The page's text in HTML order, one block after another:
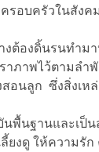
อบครัวในสังค
ต้องดิ้นรนทำมา
ภาพไว้ตามลำ
สอนลูก ซึ่งสิ่งเ
นพื้นฐานและเ
ยงดู ให้ความ